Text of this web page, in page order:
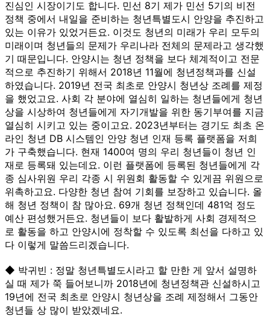
진심인 시장이기도 합니다. 민선 8기 제가 민선 5기의 비전
정책 중에서 내일을 준비하는 청년특별도시 안양을 추진하고
있는 이유가 있었거든요. 이것도 청년의 미래가 우리 모두의
미래이며 청년들의 문제가 우리나라 전체의 문제라고 생각했
기 때문입니다. 안양시는 청년 정책을 보다 체계적이고 전문
적으로 추진하기 위해서 2018년 11월에 청년정책과를 신설
하였습니다. 2019년 전국 최초로 안양시 청년상 조례를 제정
을 했었고요. 사회 각 분야에 열심히 일하는 청년들에게 청년
상을 시상하여 청년들에게 자기개발을 위한 동기부여를 지금
열심히 시키고 있는 중이고요. 2023년부터는 경기도 최초 온
라인 청년 DB 시스템인 안양 청년 인재 등록 플랫폼을 저희
가 구축했습니다. 현재 1400여 명의 우리 청년들이 청년 인
재로 등록돼 있는데요. 이런 플랫폼에 등록된 청년들에게 각
종 심사위원 우리 각종 시 위원회 활동할 수 있게끔 위원으로
위촉하고요. 다양한 청년 참여 기회를 보장하고 있습니다. 올
해 청년 정책이 참 많아요. 69개 청년 정책인데 481억 정도
예산 편성했거든요. 청년들이 보다 활발하게 사회 경제적으
로 활동을 하고 안양시에 정착할 수 있도록 최선을 다하고 있
다 이렇게 말씀드리겠습니다.
◆ 박귀빈 : 정말 청년특별도시라고 할 만한 게 앞서 설명하
실 때 제가 쭉 들어보니까 2018년에 청년정책관 신설하시고
19년에 전국 최초로 안양시 청년상을 조례 제정해서 그동안
청년들 상 많이 받았겠네요.